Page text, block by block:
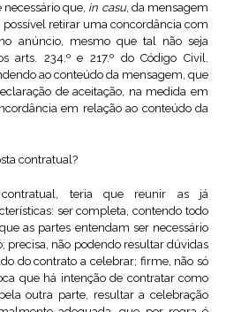
que, in casu, da mensagem
retirar uma concordância com
anúncio, mesmo que tal não seja
arts. 234.º e 217.º do Código Civil.
ao conteúdo da mensagem, que
de aceitação, na medida em
em relação ao conteúdo da
contratual?
teria que reunir as já
ser completa, contendo todo
as partes entendam ser necessário
precisa, não podendo resultar dúvidas
do contrato a celebrar; firme, não só
que há intenção de contratar como
outra parte, resultar a celebração